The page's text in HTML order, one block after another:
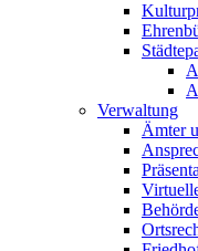
Verwaltung
Ämter